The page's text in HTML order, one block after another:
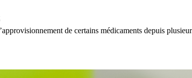
de certains médicaments depuis